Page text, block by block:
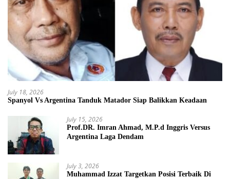
July 18, 2026
Spanyol Vs Argentina Tanduk Matador Siap Balikkan Keadaan
July 15, 2026
Prof.DR. Imran Ahmad, M.P.d Inggris Versus
Argentina Laga Dendam
July 3, 2026
Muhammad Izzat Targetkan Posisi Terbaik Di